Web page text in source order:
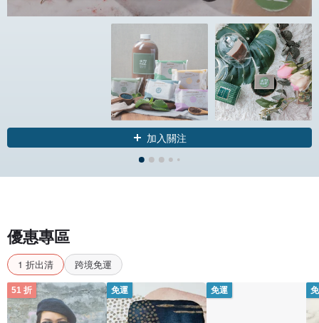
加入關注
優惠專區
1 折出清 跨境免運
51 折 免運 免運